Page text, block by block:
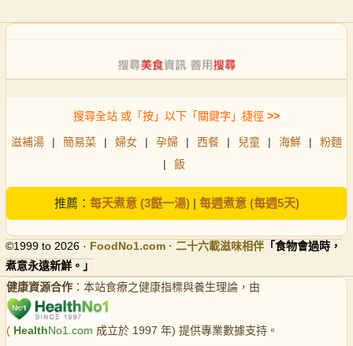
搜尋全站 或「按」以下「關鍵字」捷徑 >>
滋補湯 | 簡易菜 | 婦女 | 孕婦 | 西餐 | 兒童 | 海鮮 |
粉麵
|
飯
推薦： 每天煮意 (3餸一湯)| 每週煮意 (每週5天)
©1999 to 2026 · FoodNo1.com · 二十六載滋味相伴 「食物會過時，
煮意永遠新鮮。」
健康資源合作 ：本站食療之健康指標與養生理論，由
( HealthNo1.com 成立於 1997 年) 提供專業數據支持。